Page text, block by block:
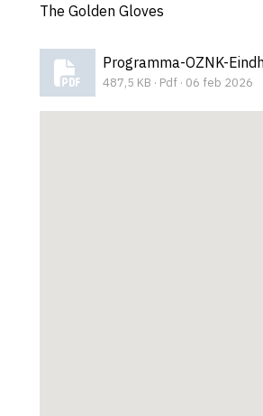
The Golden Gloves
487,5 KB · Pdf · 06 feb 2026